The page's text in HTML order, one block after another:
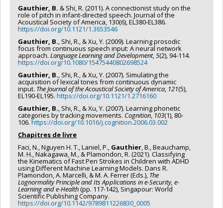
Gauthier, B. & Shi, R. (2011). A connectionist study on the
role of pitch in infant-directed speech. Journal of the
Acoustical Society of America, 130(6), EL380-EL386.
https://doi.org/10.1121/1.3653546
Gauthier, B., Shi, R., & Xu, Y. (2009). Learning prosodic
focus from continuous speech input: A neural network
approach. Language Learning and Development,5(2), 94-114.
https://doi.org/10.1080/15475440802698524
Gauthier, B., Shi, R., & Xu, Y. (2007). Simulating the
acquisition of lexical tones from continuous dynamic
input. The Journal of the Acoustical Society of America, 121(5),
EL190-EL195. https://doi.org/10.1121/1.2716160
Gauthier, B., Shi, R., & Xu, Y. (2007). Learning phonetic
categories by tracking movements. Cognition,103(1), 80-
106. https://doi.org/10.1016/j.cognition.2006.03.002
Chapitres de livre
Faci, N., Nguyen H. T., Laniel, P., Gauthier, B., Beauchamp,
M. H., Nakagawa, M., & Plamondon, R. (2021). Classifying
the Kinematics of Fast Pen Strokes in Children with ADHD
using Different Machine Learning Models. Dans R.
Plamondon, A. Marcelli, & M. A. Ferrer (Eds.), The
Lognormality Principle and Its Applications in e-Security, e-
Learning and e-Health(pp. 117-142), Singapour: World
Scientific Publishing Company.
https://doi.org/10.1142/9789811226830_0005